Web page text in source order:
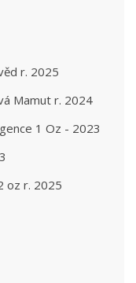
r. 2025
Mamut r. 2024
1 Oz - 2023
oz r. 2025